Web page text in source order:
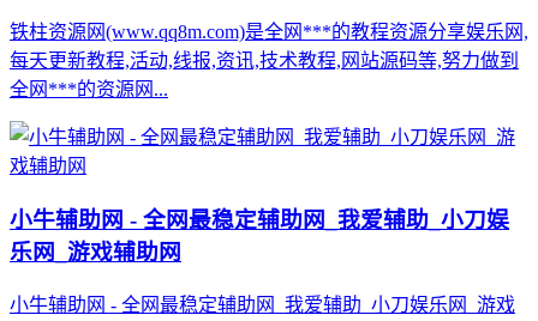
铁柱资源网(www.qq8m.com)是全网***的教程资源分享娱乐网,
每天更新教程,活动,线报,资讯,技术教程,网站源码等,努力做到
全网***的资源网...
小牛辅助网 - 全网最稳定辅助网_我爱辅助_小刀娱
乐网_游戏辅助网
小牛辅助网 - 全网最稳定辅助网_我爱辅助_小刀娱乐网_游戏